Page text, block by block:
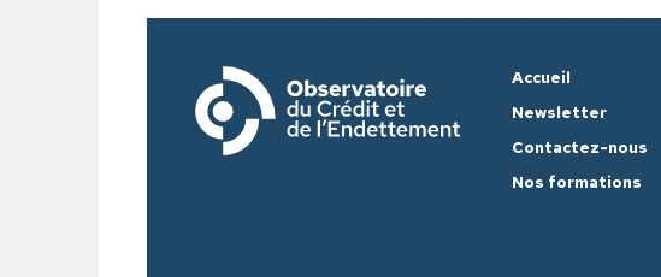
Accueil
Newsletter
Contactez-nous
Nos formations